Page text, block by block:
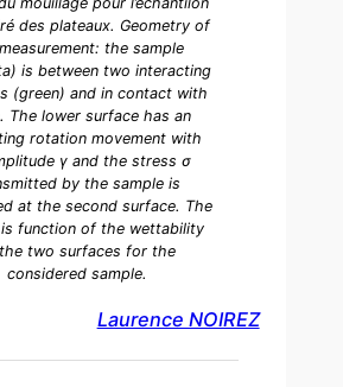
des plateaux. Geometry of
the sample
is between two interacting
(green) and in contact with
The lower surface has an
rotation movement with
γ and the stress σ
by the sample is
at the second surface. The
function of the wettability
two surfaces for the
considered sample.
Laurence NOIREZ